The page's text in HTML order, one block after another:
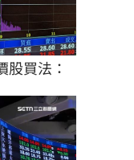
買法：